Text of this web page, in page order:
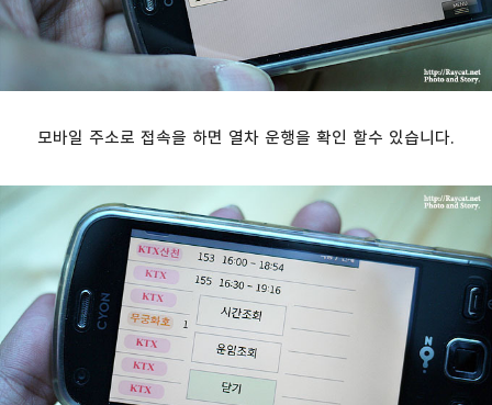
모바일 주소로 접속을 하면 열차 운행을 확인 할수 있습니다.